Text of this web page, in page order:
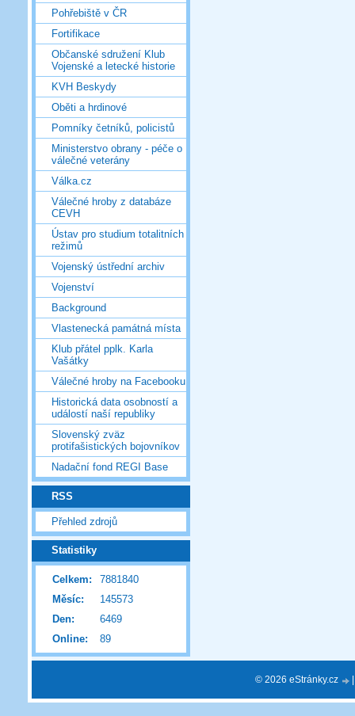
Pohřebiště v ČR
Fortifikace
Občanské sdružení Klub
Vojenské a letecké historie
KVH Beskydy
Oběti a hrdinové
Pomníky četníků, policistů
Ministerstvo obrany - péče o
válečné veterány
Válka.cz
Válečné hroby z databáze
CEVH
Ústav pro studium totalitních
režimů
Vojenský ústřední archiv
Vojenství
Background
Vlastenecká památná místa
Klub přátel pplk. Karla
Vašátky
Válečné hroby na Facebooku
Historická data osobností a
událostí naší republiky
Slovenský zväz
protifašistických bojovníkov
Nadační fond REGI Base
RSS
Přehled zdrojů
Statistiky
Online: 89
Celkem:
7881840
Měsíc:
145573
Den:
6469
© 2026 eStránky.cz